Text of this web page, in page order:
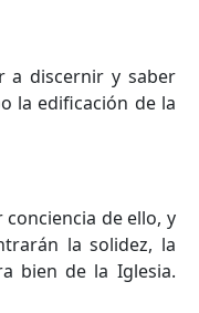
a discernir y saber
la edificación de la
de ello, y
la solidez, la
bien de la Iglesia.